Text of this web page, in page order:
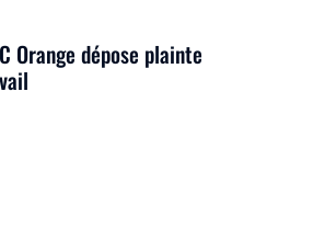
Orange dépose plainte